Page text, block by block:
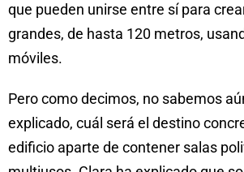
que pueden unirse entre sí para
grandes, de hasta 120 metros,
móviles.
Pero como decimos, no sabemos
explicado, cuál será el destino
edificio aparte de contener salas